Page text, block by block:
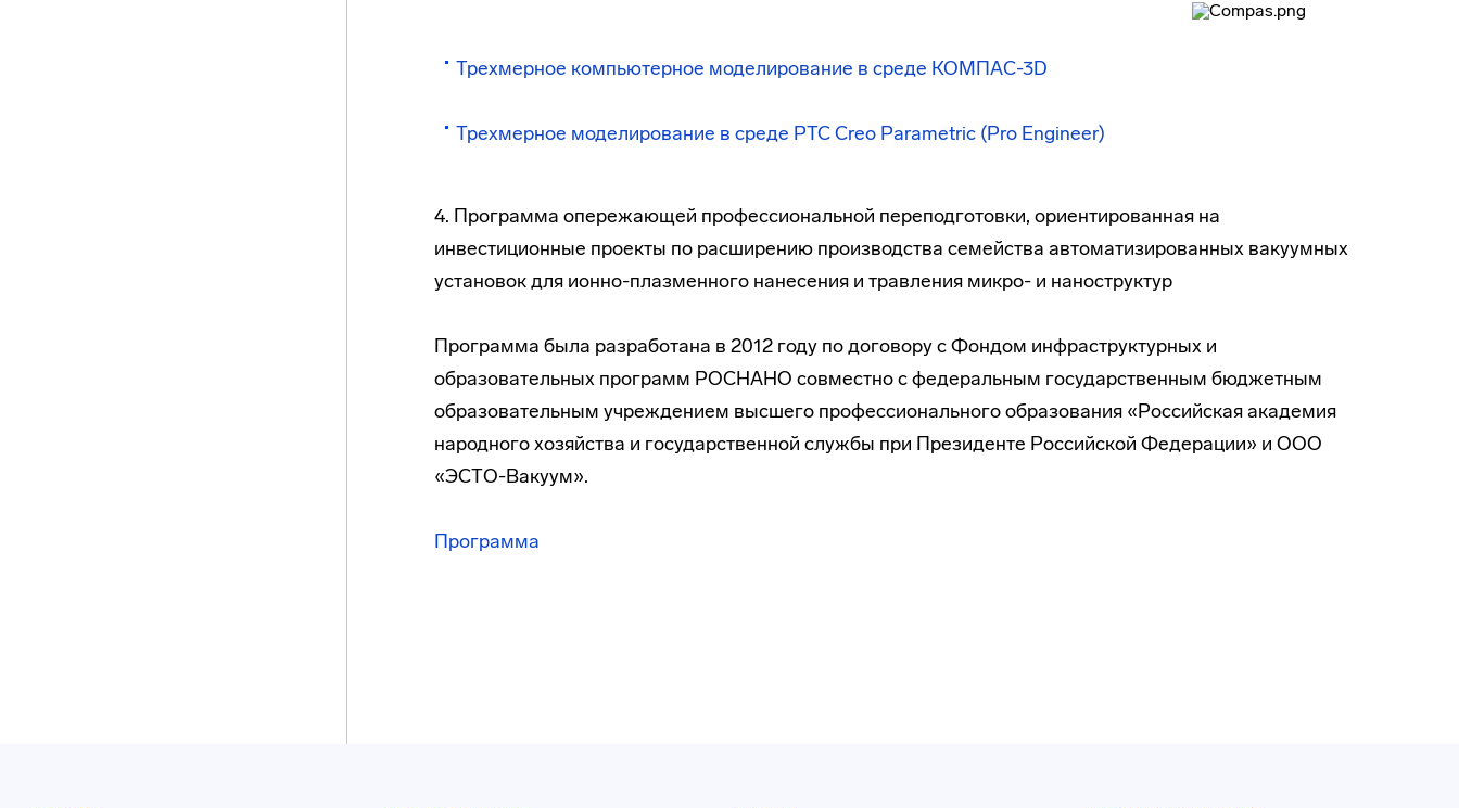
Трехмерное компьютерное моделирование в среде КОМПАС-3D
Трехмерное моделирование в среде PTC Creo Parametric (Pro Engineer)
4. Программа опережающей профессиональной переподготовки, ориентированная на
инвестиционные проекты по расширению производства семейства автоматизированных вакуумных
установок для ионно-плазменного нанесения и травления микро- и наноструктур
Программа была разработана в 2012 году по договору с Фондом инфраструктурных и
образовательных программ РОСНАНО совместно с федеральным государственным бюджетным
образовательным учреждением высшего профессионального образования «Российская академия
народного хозяйства и государственной службы при Президенте Российской Федерации» и ООО
«ЭСТО-Вакуум».
Программа